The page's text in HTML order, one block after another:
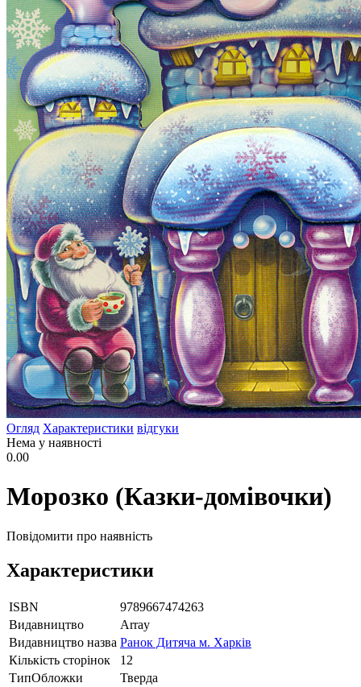
Огляд Характеристики відгуки
Нема у наявності
0.00
Морозко (Казки-домівочки)
Повідомити про наявність
Характеристики
ISBN
9789667474263
Видавництво
Array
Видавництво назва Ранок Дитяча м. Харків
Кількість сторінок
12
ТипОбложки
Тверда